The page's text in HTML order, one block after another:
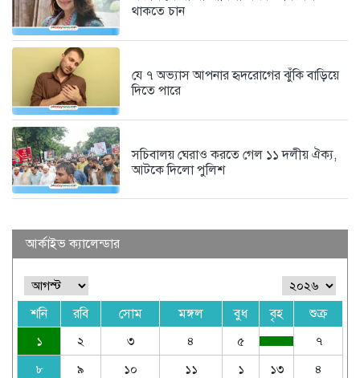
থাকতে চান
যে ৭ অভ্যাস আপনার হৃদরোগের ঝুঁকি বাড়িয়ে
দিতে পারে
সচিবালয় ঘেরাও করতে গেল ১১ দলীয় ঐক্য,
আটকে দিলো পুলিশ
আর্কাইভ ক্যালেন্ডার
শনি রবি সোম মঙ্গল বুধ বৃহ শুক্র
১ ২ ৩ ৪ ৫
৭
৮
৯ ১০ ১১ ১ ১৩
৪